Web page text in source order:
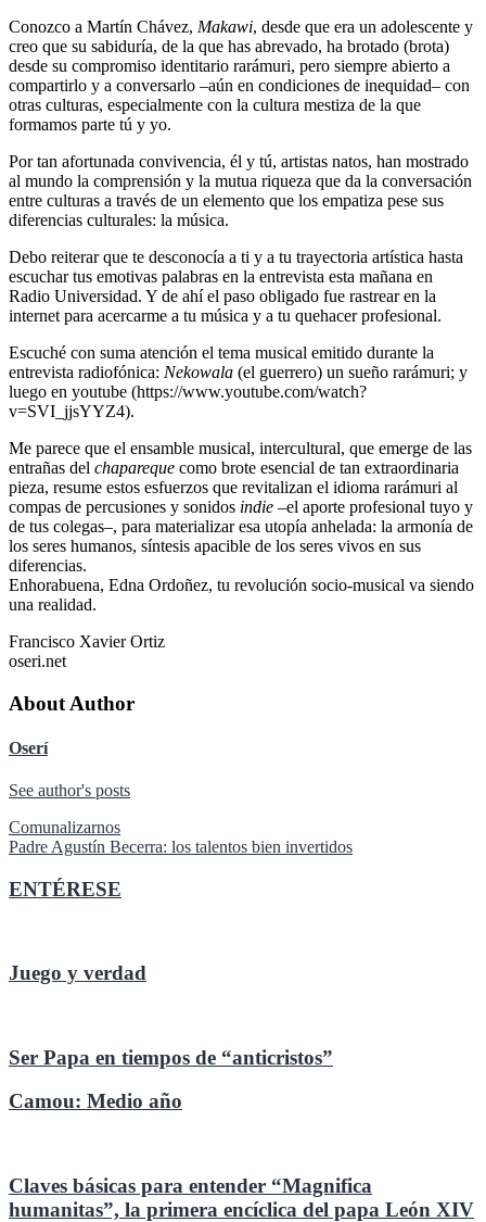
Conozco a Martín Chávez, Makawi, desde que era un adolescente y
creo que su sabiduría, de la que has abrevado, ha brotado (brota)
desde su compromiso identitario rarámuri, pero siempre abierto a
compartirlo y a conversarlo –aún en condiciones de inequidad– con
otras culturas, especialmente con la cultura mestiza de la que
formamos parte tú y yo.
Por tan afortunada convivencia, él y tú, artistas natos, han mostrado
al mundo la comprensión y la mutua riqueza que da la conversación
entre culturas a través de un elemento que los empatiza pese sus
diferencias culturales: la música.
Debo reiterar que te desconocía a ti y a tu trayectoria artística hasta
escuchar tus emotivas palabras en la entrevista esta mañana en
Radio Universidad. Y de ahí el paso obligado fue rastrear en la
internet para acercarme a tu música y a tu quehacer profesional.
Escuché con suma atención el tema musical emitido durante la
entrevista radiofónica: Nekowala (el guerrero) un sueño rarámuri; y
luego en youtube (https://www.youtube.com/watch?
v=SVI_jjsYYZ4).
Me parece que el ensamble musical, intercultural, que emerge de las
entrañas del chapareque como brote esencial de tan extraordinaria
pieza, resume estos esfuerzos que revitalizan el idioma rarámuri al
compas de percusiones y sonidos indie –el aporte profesional tuyo y
de tus colegas–, para materializar esa utopía anhelada: la armonía de
los seres humanos, síntesis apacible de los seres vivos en sus
diferencias.
Enhorabuena, Edna Ordoñez, tu revolución socio-musical va siendo
una realidad.
Francisco Xavier Ortiz
oseri.net
About Author
Oserí
See author's posts
Navegación
de
entradas
Comunalizarnos
Padre Agustín Becerra: los talentos bien invertidos
ENTÉRESE
Juego y verdad
Ser Papa en tiempos de “anticristos”
Camou: Medio año
Claves básicas para entender “Magnifica
humanitas”, la primera encíclica del papa León XIV